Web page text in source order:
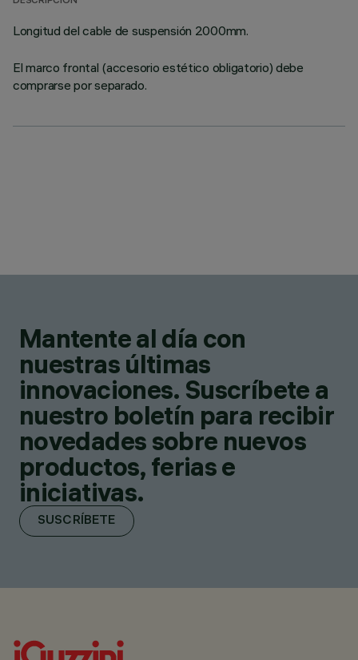
Longitud del cable de suspensión 2000mm.
El marco frontal (accesorio estético obligatorio) debe
comprarse por separado.
Mantente al día con
nuestras últimas
innovaciones. Suscríbete a
nuestro boletín para recibir
novedades sobre nuevos
productos, ferias e
iniciativas.
SUSCRÍBETE